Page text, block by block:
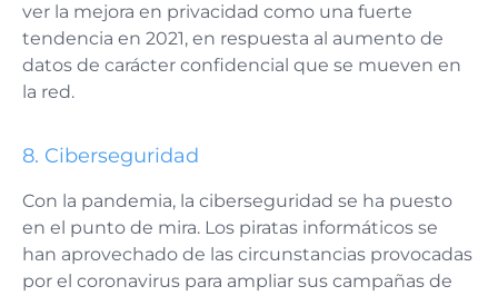
ver la mejora en privacidad como una fuerte
tendencia en 2021, en respuesta al aumento de
datos de carácter confidencial que se mueven en
la red.
8. Ciberseguridad
Con la pandemia, la ciberseguridad se ha puesto
en el punto de mira. Los piratas informáticos se
han aprovechado de las circunstancias provocadas
por el coronavirus para ampliar sus campañas de